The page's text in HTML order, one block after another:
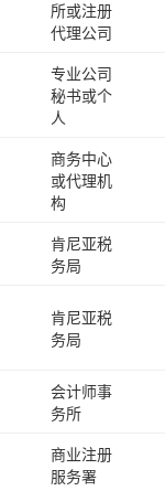
所或注册
代理公司
专业公司
秘书或个
人
商务中心
或代理机
构
肯尼亚税
务局
肯尼亚税
务局
会计师事
务所
商业注册
服务署